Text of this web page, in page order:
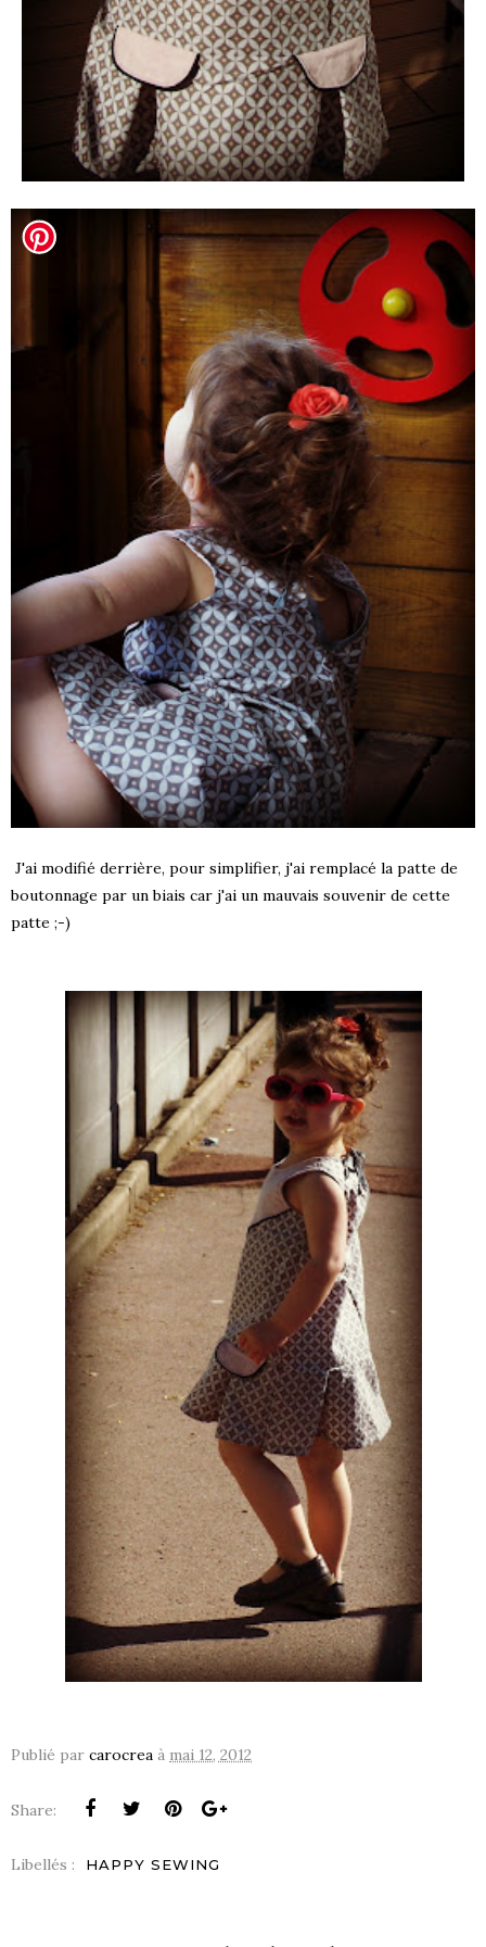
J'ai modifié derrière, pour simplifier, j'ai remplacé la patte de
boutonnage par un biais car j'ai un mauvais souvenir de cette
patte ;-)
Publié par carocrea à mai 12, 2012
Share:
Libellés : HAPPY SEWING